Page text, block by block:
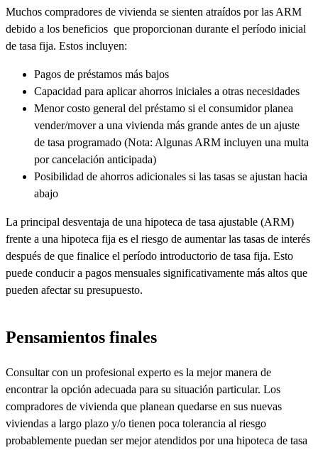
Muchos compradores de vivienda se sienten atraídos por las ARM
debido a los beneficios que proporcionan durante el período inicial
de tasa fija. Estos incluyen:
Pagos de préstamos más bajos
Capacidad para aplicar ahorros iniciales a otras necesidades
Menor costo general del préstamo si el consumidor planea
vender/mover a una vivienda más grande antes de un ajuste
de tasa programado (Nota: Algunas ARM incluyen una multa
por cancelación anticipada)
Posibilidad de ahorros adicionales si las tasas se ajustan hacia
abajo
La principal desventaja de una hipoteca de tasa ajustable (ARM)
frente a una hipoteca fija es el riesgo de aumentar las tasas de interés
después de que finalice el período introductorio de tasa fija. Esto
puede conducir a pagos mensuales significativamente más altos que
pueden afectar su presupuesto.
Pensamientos finales
Consultar con un profesional experto es la mejor manera de
encontrar la opción adecuada para su situación particular. Los
compradores de vivienda que planean quedarse en sus nuevas
viviendas a largo plazo y/o tienen poca tolerancia al riesgo
probablemente puedan ser mejor atendidos por una hipoteca de tasa